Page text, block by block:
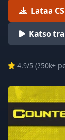
Lataa
Katso
4.9/5 (250k+